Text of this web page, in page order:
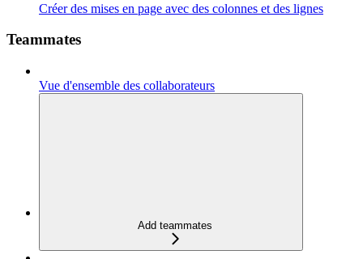
Créer des mises en page avec des colonnes et des lignes
Teammates
Vue d'ensemble des collaborateurs
Add teammates